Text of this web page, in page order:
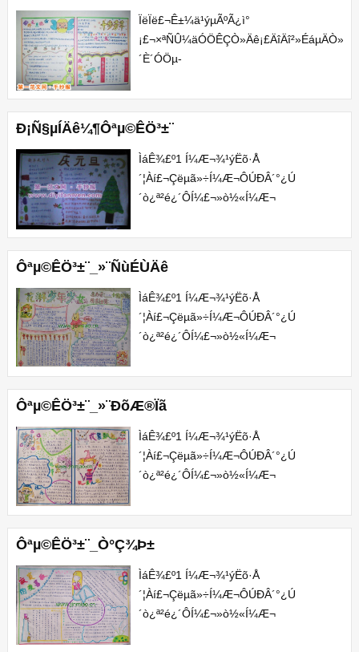
ÏëÏë£¬Ê±¼ä¹ýµÃºÃ¿ì°
´È´ÓÖµ­
´¶øÍü¼ÇÁË¡£¡¡¡¡²»¹ÜÇ°·½µÄÂ·ÉÏÃæ...
Ð¡Ñ§µÍÄê¼¶Ôªµ©ÊÖ³­±¨
ÌáÊ¾£º1 Í¼Æ¬¾­¹ýËõ·Å
´¦Àí£¬Çëµã»÷Í¼Æ¬ÔÚÐÂ´°¿Ú
´ò¿ª²é¿´Ô­Í¼£¬»ò½«Í¼Æ¬
±¨Í¼Æ¬ÎªÍøÓÑÍÆ¼ö¶øÀ
´£¬°æÈ¨¹éÊôÔ­
×÷ÕßËùÓÐ¡£ÔÚ±¾Õ¾Õ¹Ê¾½öÎª...
Ôªµ©ÊÖ³­±¨_»¨ÑùÉÙÄê
ÌáÊ¾£º1 Í¼Æ¬¾­¹ýËõ·Å
´¦Àí£¬Çëµã»÷Í¼Æ¬ÔÚÐÂ´°¿Ú
´ò¿ª²é¿´Ô­Í¼£¬»ò½«Í¼Æ¬
±¨Í¼Æ¬ÎªÍøÓÑÍÆ¼ö¶øÀ
´£¬°æÈ¨¹éÊôÔ­
×÷ÕßËùÓÐ¡£ÔÚ±¾Õ¾Õ¹Ê¾½öÎª...
Ôªµ©ÊÖ³­±¨_»¨ÐõÆ®Ïã
ÌáÊ¾£º1 Í¼Æ¬¾­¹ýËõ·Å
´¦Àí£¬Çëµã»÷Í¼Æ¬ÔÚÐÂ´°¿Ú
´ò¿ª²é¿´Ô­Í¼£¬»ò½«Í¼Æ¬
±¨Í¼Æ¬ÎªÍøÓÑÍÆ¼ö¶øÀ
´£¬°æÈ¨¹éÊôÔ­
×÷ÕßËùÓÐ¡£ÔÚ±¾Õ¾Õ¹Ê¾½öÎª...
Ôªµ©ÊÖ³­±¨_Ò°Ç¾Þ±
ÌáÊ¾£º1 Í¼Æ¬¾­¹ýËõ·Å
´¦Àí£¬Çëµã»÷Í¼Æ¬ÔÚÐÂ´°¿Ú
´ò¿ª²é¿´Ô­Í¼£¬»ò½«Í¼Æ¬